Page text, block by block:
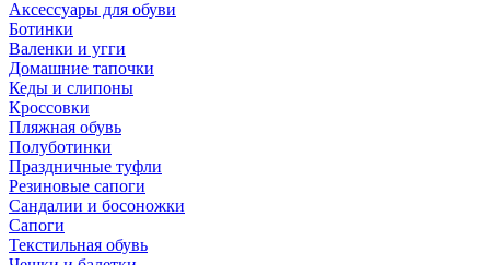
Аксессуары для обуви
Ботинки
Валенки и угги
Домашние тапочки
Кеды и слипоны
Кроссовки
Пляжная обувь
Полуботинки
Праздничные туфли
Резиновые сапоги
Сандалии и босоножки
Сапоги
Текстильная обувь